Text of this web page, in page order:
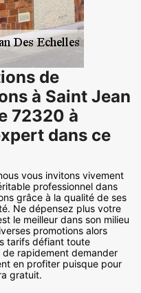
de
à Saint Jean
72320 à
dans ce
vous invitons vivement
professionnel dans
grâce à la qualité de ses
Ne dépensez plus votre
le meilleur dans son milieu
promotions alors
tarifs défiant toute
de rapidement demander
en profiter puisque pour
gratuit.